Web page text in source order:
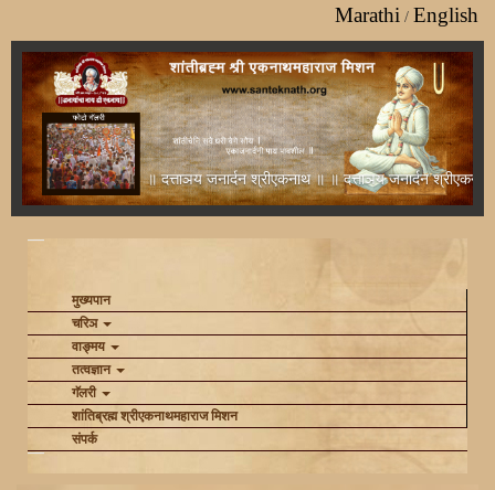
Marathi / English
॥ दत्ताञय जनार्दन श्रीएकनाथ ॥ ॥ दत्ताञय जनार्दन श्रीएकनाथ ॥
मुख्यपान(current)
चरिञ
वाङ्‍मय
तत्वज्ञान
गॅलरी
शांतिब्रह्म श्रीएकनाथमहाराज मिशन
संपर्क